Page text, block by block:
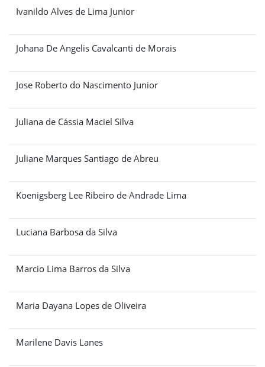
Ivanildo Alves de Lima Junior
Johana De Angelis Cavalcanti de Morais
Jose Roberto do Nascimento Junior
Juliana de Cássia Maciel Silva
Juliane Marques Santiago de Abreu
Koenigsberg Lee Ribeiro de Andrade Lima
Luciana Barbosa da Silva
Marcio Lima Barros da Silva
Maria Dayana Lopes de Oliveira
Marilene Davis Lanes